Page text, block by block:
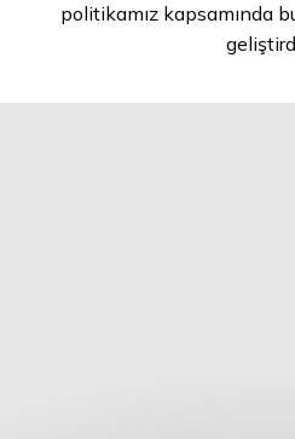
politikamız kapsamında